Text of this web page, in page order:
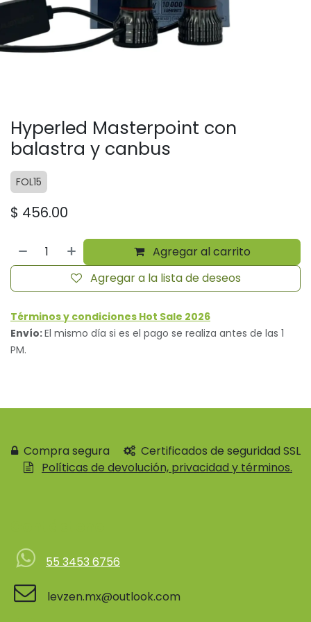
Hyperled Masterpoint con
balastra y canbus
FOL15
$ 456.00
Agregar al carrito
Agregar a la lista de deseos
Términos y condiciones Hot Sale 2026
Envío:El mismo día si es el pago se realiza antes de las 1
PM.
Compra segura
Certificados de seguridad SSL
Políticas de devolución, privacidad y términos.
55 3453 6756
levzen.mx@outlook.com